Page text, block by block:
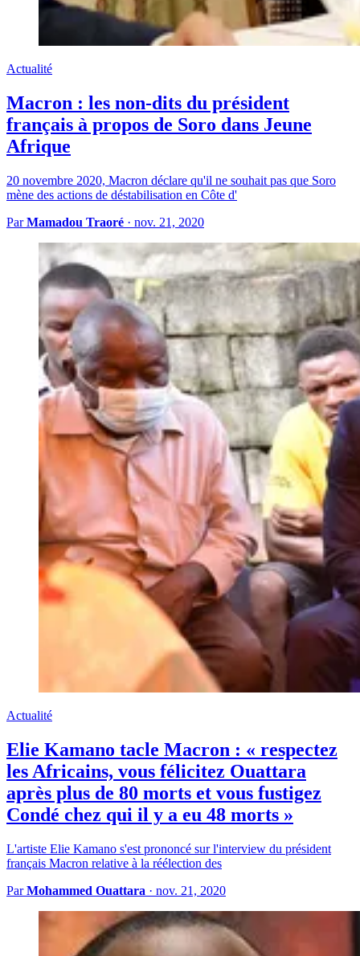
Actualité
Macron : les non-dits du président
français à propos de Soro dans Jeune
Afrique
20 novembre 2020, Macron déclare qu'il ne souhait pas que Soro
mène des actions de déstabilisation en Côte d'
ParMamadou Traoré · nov. 21, 2020
Actualité
Elie Kamano tacle Macron : « respectez
les Africains, vous félicitez Ouattara
après plus de 80 morts et vous fustigez
Condé chez qui il y a eu 48 morts »
L'artiste Elie Kamano s'est prononcé sur l'interview du président
français Macron relative à la réélection des
ParMohammed Ouattara · nov. 21, 2020